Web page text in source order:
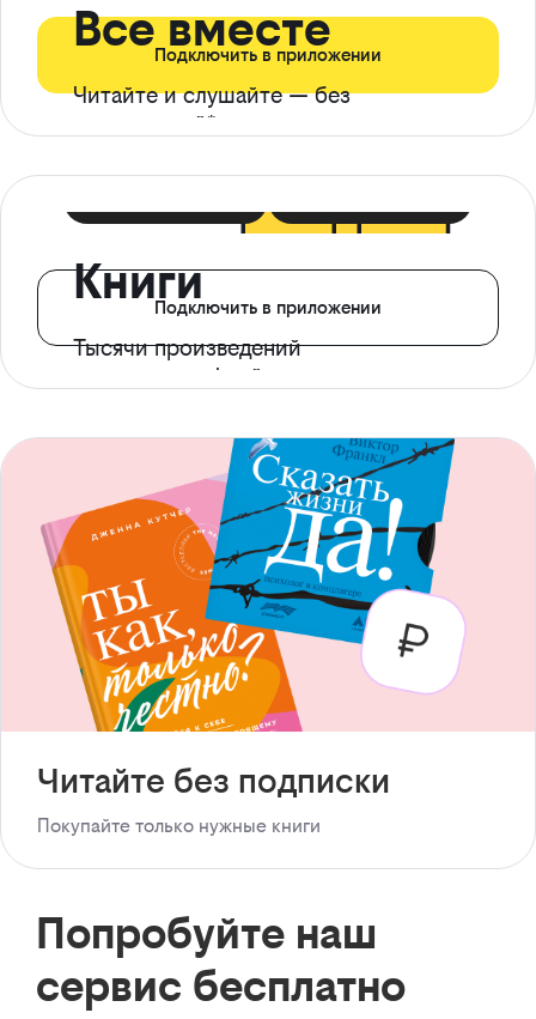
Все вместе
Читайте и слушайте — без
ограничений*
Подключить в приложении
Книги
Тысячи произведений
с доступом офлайн
Подключить в приложении
Читайте без подписки
Покупайте только нужные книги
Попробуйте наш
сервис бесплатно